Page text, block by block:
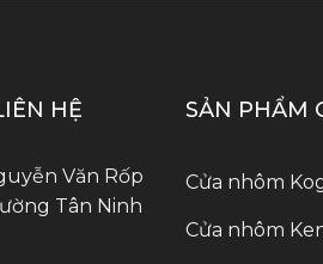
HỆ
Văn Rốp
Tân Ninh
SẢN PHẨM
Cửa nhôm
Cửa nhôm